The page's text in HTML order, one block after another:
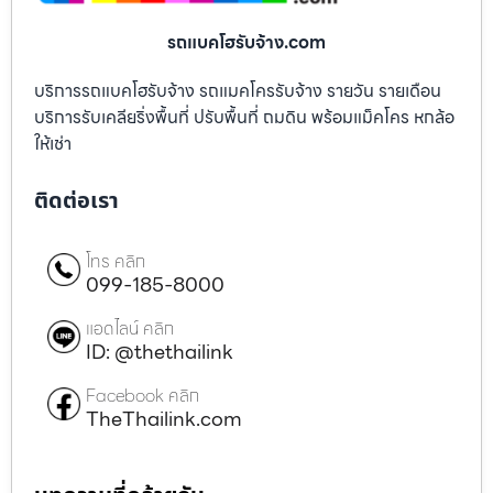
รถแบคโฮรับจ้าง.com
บริการรถแบคโฮรับจ้าง รถแมคโครรับจ้าง รายวัน รายเดือน
บริการรับเคลียริ่งพื้นที่ ปรับพื้นที่ ถมดิน พร้อมแม็คโคร หกล้อ
ให้เช่า
ติดต่อเรา
โทร คลิก
099-185-8000
แอดไลน์ คลิก
ID: @thethailink
Facebook คลิก
TheThailink.com